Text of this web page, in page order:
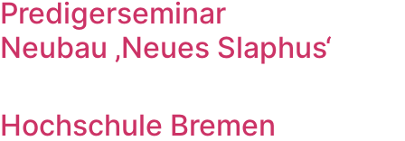
Predigerseminar
Neubau ‚Neues Slaphus‘
Hochschule Bremen